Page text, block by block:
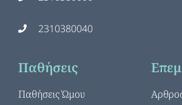
2310380040
Παθήσεις
Παθήσεις Ώμου